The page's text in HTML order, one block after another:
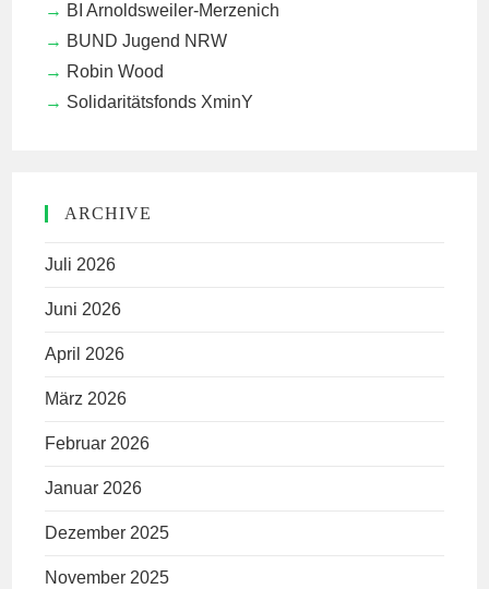
BI Arnoldsweiler-Merzenich
BUND Jugend NRW
Robin Wood
Solidaritätsfonds XminY
ARCHIVE
Juli 2026
Juni 2026
April 2026
März 2026
Februar 2026
Januar 2026
Dezember 2025
November 2025